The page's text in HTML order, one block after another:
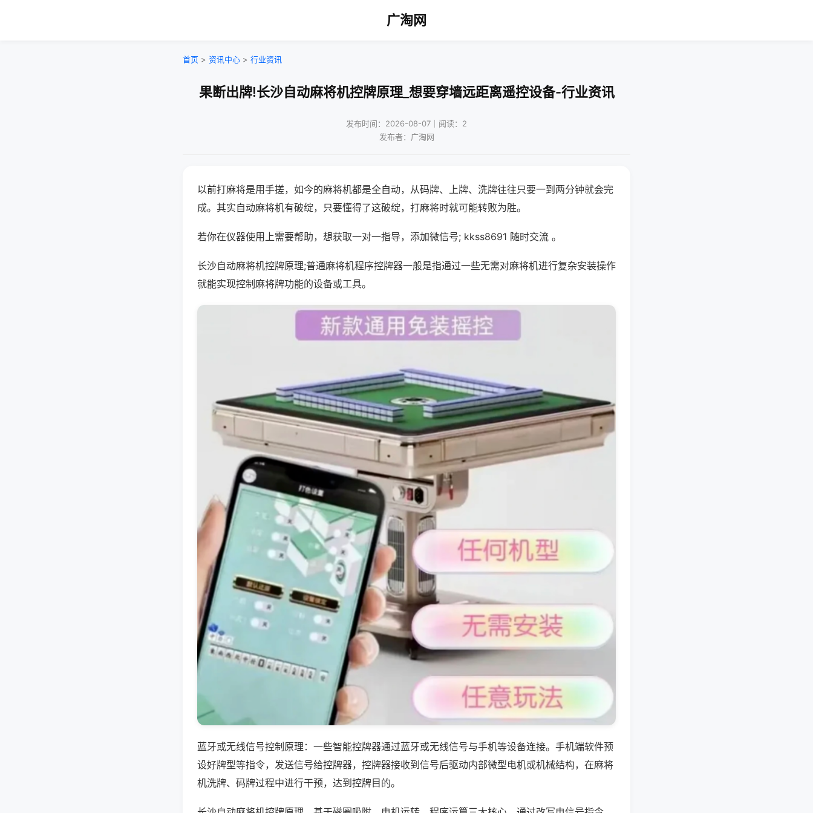
广淘网
首页 > 资讯中心 > 行业资讯
果断出牌!长沙自动麻将机控牌原理_想要穿墙远距离遥控设备-行业资讯
发布时间：2026-08-07｜阅读：2
发布者：广淘网
以前打麻将是用手搓，如今的麻将机都是全自动，从码牌、上牌、洗牌往往只要一到两分钟就会完
成。其实自动麻将机有破绽，只要懂得了这破绽，打麻将时就可能转败为胜。
若你在仪器使用上需要帮助，想获取一对一指导，添加微信号; kkss8691 随时交流 。
长沙自动麻将机控牌原理;普通麻将机程序控牌器一般是指通过一些无需对麻将机进行复杂安装操作
就能实现控制麻将牌功能的设备或工具。
蓝牙或无线信号控制原理：一些智能控牌器通过蓝牙或无线信号与手机等设备连接。手机端软件预
设好牌型等指令，发送信号给控牌器，控牌器接收到信号后驱动内部微型电机或机械结构，在麻将
机洗牌、码牌过程中进行干预，达到控牌目的。